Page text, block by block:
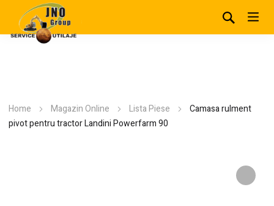
Home Magazin Online Lista Piese
Camasa rulment
pivot pentru tractor Landini Powerfarm 90